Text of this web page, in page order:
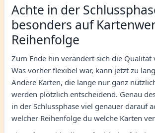
Achte in der
besonders auf
Reihenfolge
Zum Ende hin verändert sich die Qualität
Was vorher flexibel war, kann jetzt zu
Andere Karten, die lange nur ganz
werden plötzlich entscheidend. Genau
in der Schlussphase viel genauer darauf
welcher Reihenfolge du welche Karten